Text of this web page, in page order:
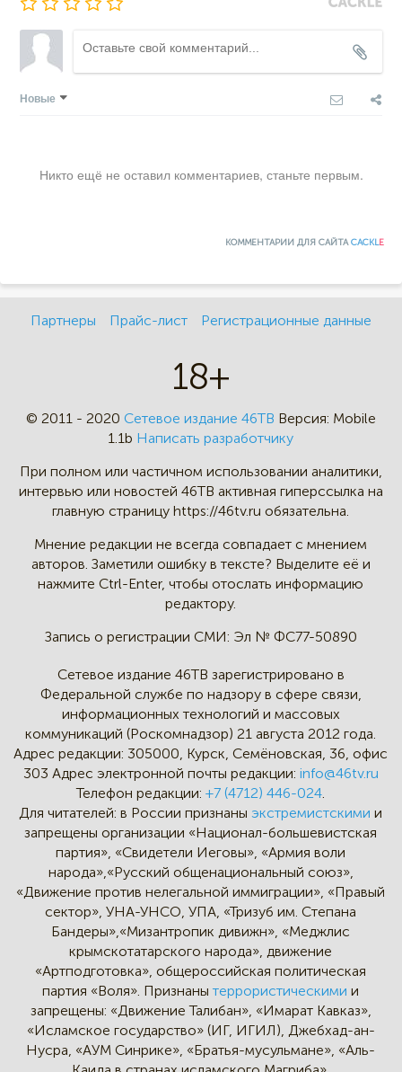
Новые
Никто ещё не оставил комментариев, станьте первым.
КОММЕНТАРИИ ДЛЯ САЙТАCACKLE
Партнеры Прайс-лист Регистрационные данные
18+
© 2011 - 2020 Сетевое издание 46ТВ Версия: Mobile
1.1b Написать разработчику
При полном или частичном использовании аналитики,
интервью или новостей 46TB активная гиперссылка на
главную страницу https://46tv.ru обязательна.
Мнение редакции не всегда совпадает с мнением
авторов. Заметили ошибку в тексте? Выделите её и
нажмите Ctrl-Enter, чтобы отослать информацию
редактору.
Запись о регистрации СМИ: Эл № ФС77-50890
Сетевое издание 46ТВ зарегистрировано в
Федеральной службе по надзору в сфере связи,
информационных технологий и массовых
коммуникаций (Роскомнадзор) 21 августа 2012 года.
Адрес редакции: 305000, Курск, Семёновская, 36, офис
303 Адрес электронной почты редакции: info@46tv.ru
Телефон редакции: +7 (4712) 446-024.
Для читателей: в России признаныэкстремистскими и
запрещены организации «Национал-большевистская
партия», «Свидетели Иеговы», «Армия воли
народа»,«Русский общенациональный союз»,
«Движение против нелегальной иммиграции», «Правый
сектор», УНА-УНСО, УПА, «Тризуб им. Степана
Бандеры»,«Мизантропик дивижн», «Меджлис
крымскотатарского народа», движение
«Артподготовка», общероссийская политическая
партия «Воля». Признанытеррористическими и
запрещены: «Движение Талибан», «Имарат Кавказ»,
«Исламское государство» (ИГ, ИГИЛ), Джебхад-ан-
Нусра, «АУМ Синрике», «Братья-мусульмане», «Аль-